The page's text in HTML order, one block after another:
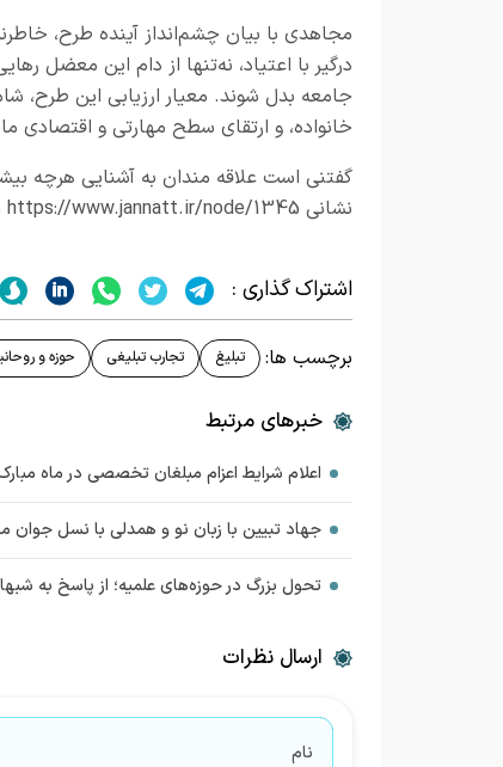
مجاهدی با بیان چشم‌انداز آینده طرح،
درگیر با اعتیاد، نه‌تنها از دام این معضل
جامعه بدل شوند. معیار ارزیابی این طرح،
خانواده، و ارتقای سطح مهارتی و اقتصادی
گفتنی است علاقه مندان به آشنایی هرچه
نشانی https://www.jannatt.ir/node/1345
اشتراک گذاری :
برچسب ها: تبلیغ تجارب تبلیغی حوزه و
خبرهای مرتبط
اعلام شرایط اعزام مبلغان تخصصی در ماه مبارک
جهاد تبیین با زبان نو و همدلی با نسل
تحول بزرگ در حوزه‌های علمیه؛ از پاسخ به
ارسال نظرات